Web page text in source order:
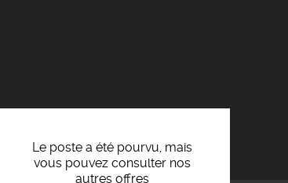
Le poste a été pourvu, mais
vous pouvez consulter nos
autres offres